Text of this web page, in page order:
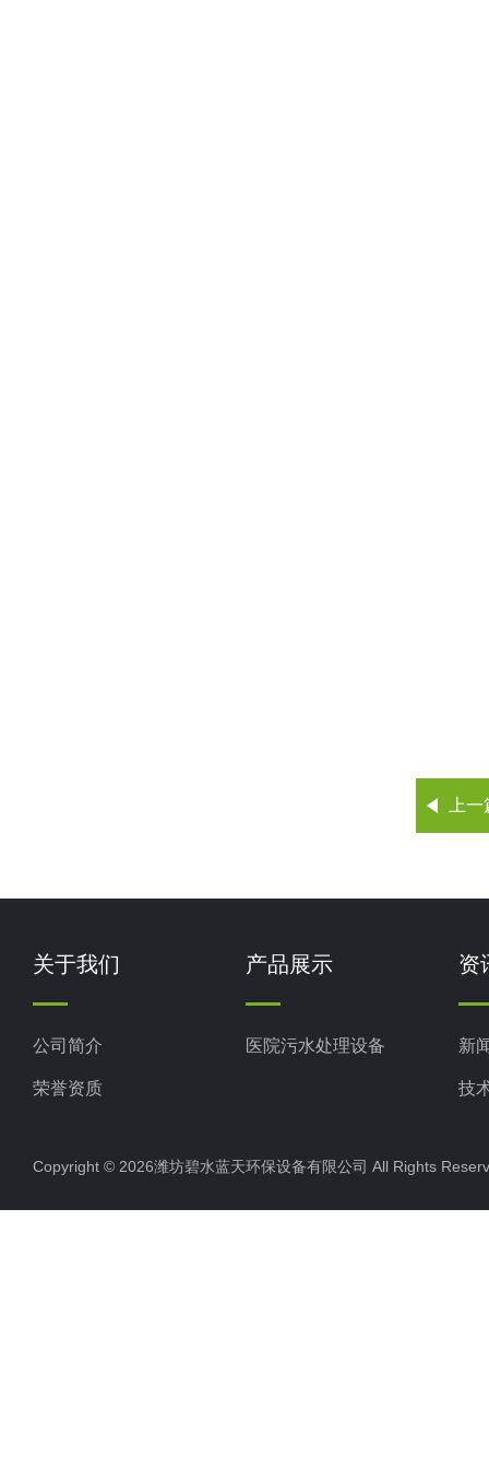
上
关于我们
公司简介
荣誉资质
产品展示
医院污水处理设备
资
新
技
Copyright © 2026潍坊碧水蓝天环保设备有限公司 All Rights